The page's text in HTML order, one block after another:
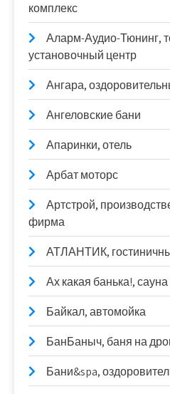
комплекс
Аларм-Аудио-Тюнинг,
установочный центр
Ангара,
Ангеловские бани
Апаринки, отель
Арбат моторс
Артстрой,
фирма
АТЛАНТИК,
Ах какая банька!, сауна
Байкал, автомойка
БанБаныч, баня на
Бани&spa,